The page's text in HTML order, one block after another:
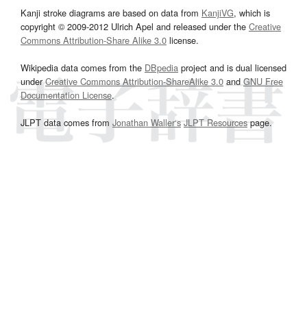
Kanji stroke diagrams are based on data from KanjiVG, which is
copyright © 2009-2012 Ulrich Apel and released under the Creative
Commons Attribution-Share Alike 3.0 license.
Wikipedia data comes from the DBpedia project and is dual licensed
underCreative Commons Attribution-ShareAlike 3.0and GNU Free
Documentation License.
JLPT data comes from Jonathan Waller‘s JLPT Resourcespage.